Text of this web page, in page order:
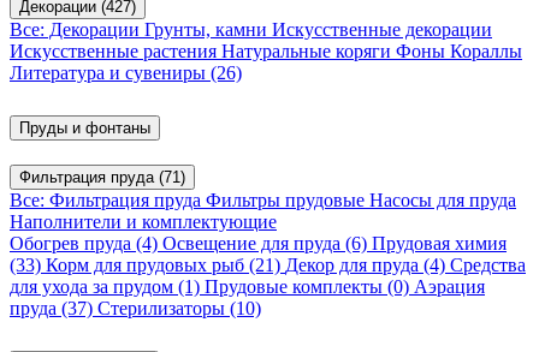
Декорации (427)
Все: Декорации Грунты, камни Искусственные декорации
Искусственные растения Натуральные коряги Фоны Кораллы
Литература и сувениры (26)
Пруды и фонтаны
Фильтрация пруда (71)
Все: Фильтрация пруда Фильтры прудовые Насосы для пруда
Наполнители и комплектующие
Обогрев пруда (4) Освещение для пруда (6) Прудовая химия
(33) Корм для прудовых рыб (21) Декор для пруда (4) Средства
для ухода за прудом (1) Прудовые комплекты (0) Аэрация
пруда (37) Стерилизаторы (10)